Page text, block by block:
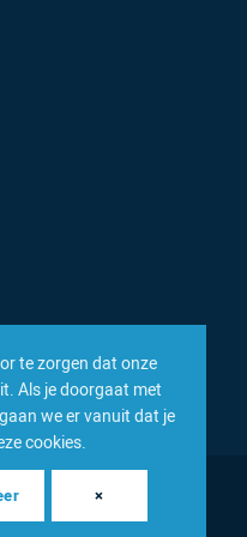
consumables en
te zorgen dat onze
Als je doorgaat met
we er vanuit dat je
cookies.
×